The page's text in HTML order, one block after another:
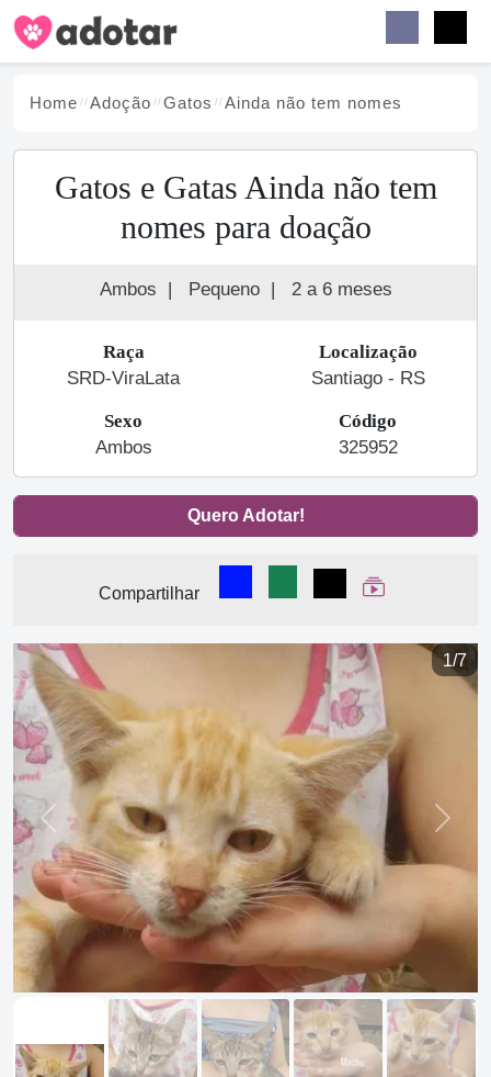
Home Adoção Gatos Ainda não tem nomes
Gatos e Gatas Ainda não tem
nomes para doação
Ambos | Pequeno | 2 a 6 meses
Raça
SRD-ViraLata
Localização
Santiago - RS
Sexo
Ambos
Código
325952
Quero Adotar!
Compartilhar
Compartilhar no Facebook
Compartilhar no
Compartilhar
Ver Web Story
1/7
Previous Next